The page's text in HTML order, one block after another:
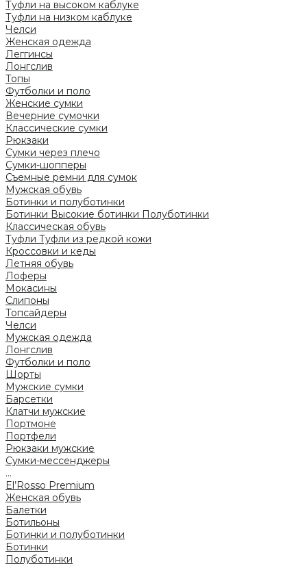
Туфли на высоком каблуке
Туфли на низком каблуке
Челси
Женская одежда
Леггинсы
Лонгслив
Топы
Футболки и поло
Женские сумки
Вечерние сумочки
Классические сумки
Рюкзаки
Сумки через плечо
Сумки-шопперы
Съемные ремни для сумок
Мужская обувь
Ботинки и полуботинки
Ботинки Высокие ботинки Полуботинки
Классическая обувь
Туфли Туфли из редкой кожи
Кроссовки и кеды
Летняя обувь
Лоферы
Мокасины
Слипоны
Топсайдеры
Челси
Мужская одежда
Лонгслив
Футболки и поло
Шорты
Мужские сумки
Барсетки
Клатчи мужские
Портмоне
Портфели
Рюкзаки мужские
Сумки-мессенджеры
...
El’Rosso Premium
Женская обувь
Балетки
Ботильоны
Ботинки и полуботинки
Ботинки
Полуботинки